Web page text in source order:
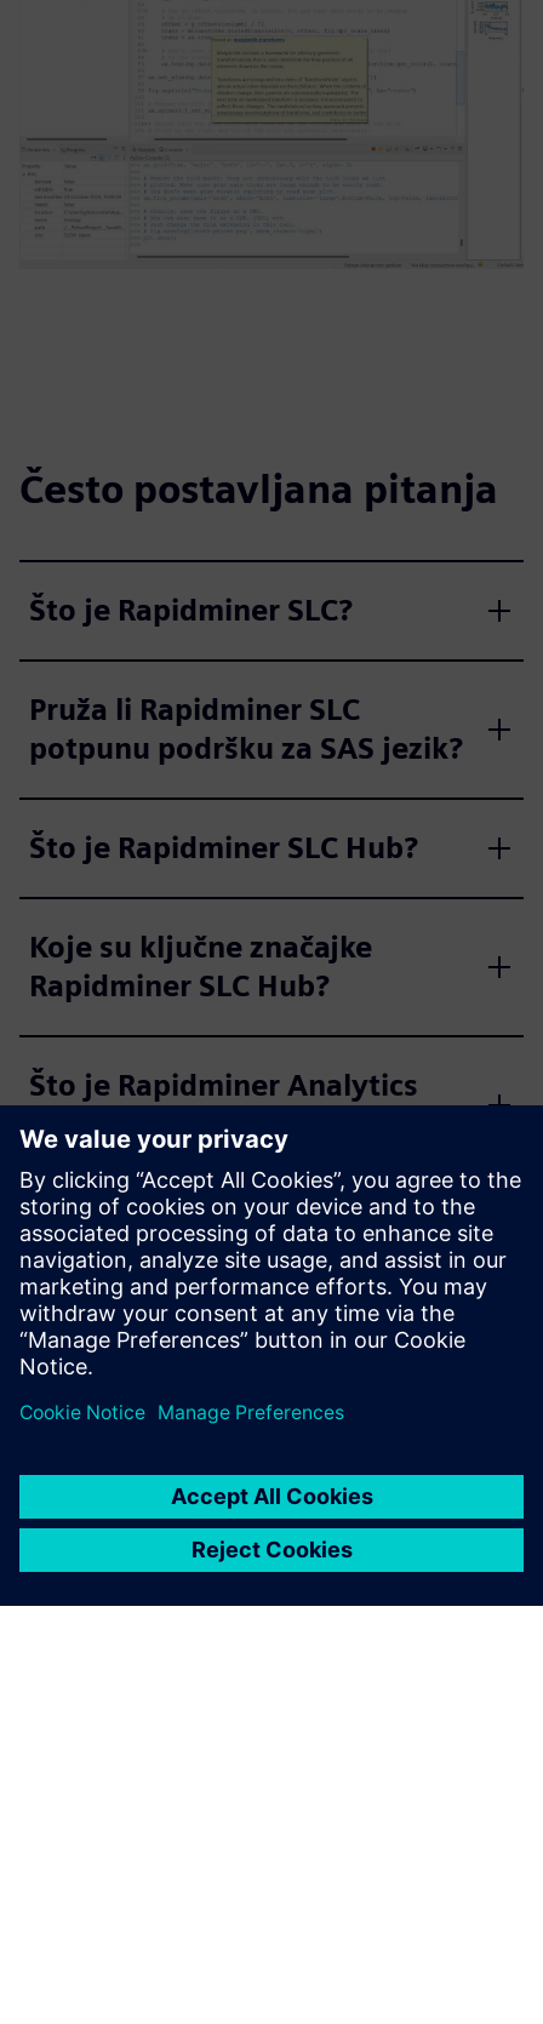
Često postavljana pitanja
Što je Rapidminer SLC?
Pruža li Rapidminer SLC
potpunu podršku za SAS jezik?
Što je Rapidminer SLC Hub?
Koje su ključne značajke
Rapidminer SLC Hub?
Što je Rapidminer Analytics
Workbench?
Koje su neke ključne značajke
Rapidminer Analytics
Workbench?